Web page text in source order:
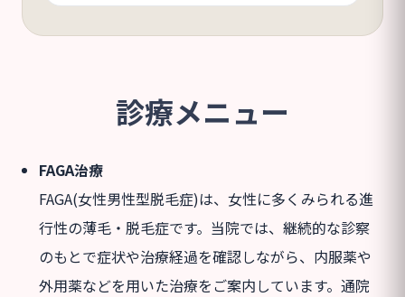
診療メニュー
FAGA治療
FAGA(女性男性型脱毛症)は、女性に多くみられる進
行性の薄毛・脱毛症です。当院では、継続的な診察
のもとで症状や治療経過を確認しながら、内服薬や
外用薬などを用いた治療をご案内しています。通院